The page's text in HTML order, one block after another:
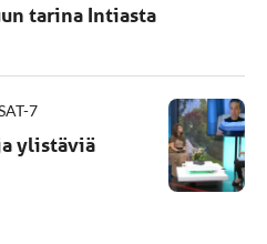
tarina Intiasta
7
ylistäviä